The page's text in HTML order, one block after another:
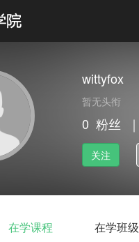
wittyfox
暂无头衔
0 粉丝 ｜
关注
在学课程 在学班级